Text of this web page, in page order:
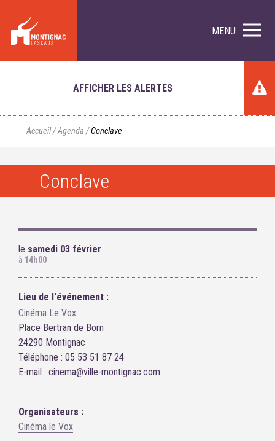
MENU
AFFICHER LES ALERTES
Accueil/Agenda /Conclave
Conclave
le samedi 03 février
à 14h00
Lieu de l'événement :
Cinéma Le Vox
Place Bertran de Born
24290 Montignac
Téléphone : 05 53 51 87 24
E-mail : cinema@ville-montignac.com
Organisateurs :
Cinéma le Vox